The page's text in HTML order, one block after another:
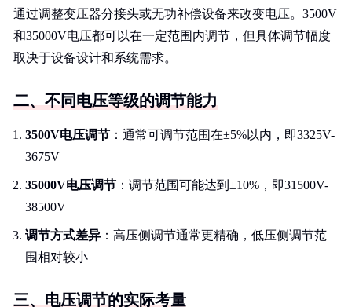
通过调整变压器分接头或无功补偿设备来改变电压。3500V
和35000V电压都可以在一定范围内调节，但具体调节幅度
取决于设备设计和系统需求。
二、不同电压等级的调节能力
3500V电压调节 ：通常可调节范围在±5%以内，即3325V-
3675V
35000V电压调节 ：调节范围可能达到±10%，即31500V-
38500V
调节方式差异 ：高压侧调节通常更精确，低压侧调节范
围相对较小
三、电压调节的实际考量